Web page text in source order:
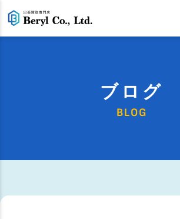
ブログ
BLOG